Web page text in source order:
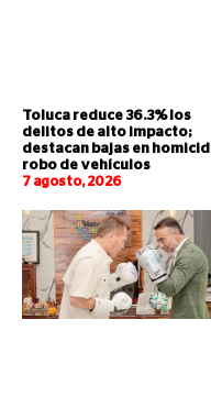
Toluca reduce 36.3% los
delitos de alto impacto;
destacan bajas en
robo de vehículos
7 agosto, 2026